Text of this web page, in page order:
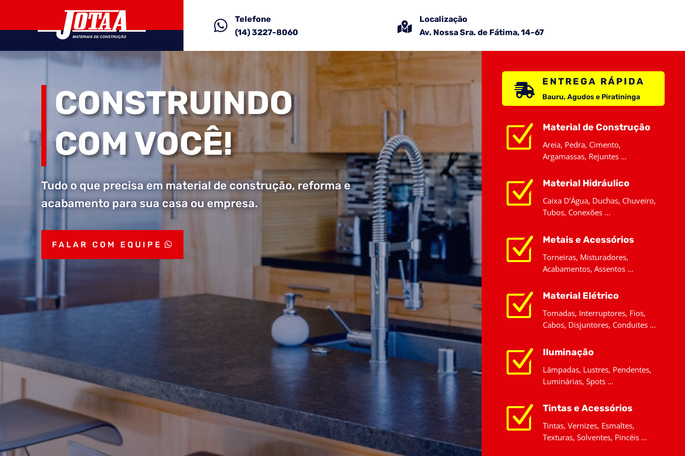

Telefone
(14) 3227-8060

Localização
Av. Nossa Sra. de Fátima, 14-67
CONSTRUINDO
COM VOCÊ!
Tudo o que precisa em material de construção, reforma e
acabamento para sua casa ou empresa.
FALAR COM EQUIPE

ENTREGA RÁPIDA
Bauru, Agudos e Piratininga
Z Material de Construção
Areia, Pedra, Cimento,
Argamassas, Rejuntes …
Z Material Hidráulico
Caixa D’Água, Duchas, Chuveiro,
Tubos, Conexões …
Z Metais e Acessórios
Torneiras, Misturadores,
Acabamentos, Assentos …
Z Material Elétrico
Tomadas, Interruptores, Fios,
Cabos, Disjuntores, Conduites …
Z Iluminação
Lâmpadas, Lustres, Pendentes,
Luminárias, Spots …
Z Tintas e Acessórios
Tintas, Vernizes, Esmaltes,
Texturas, Solventes, Pincéis …